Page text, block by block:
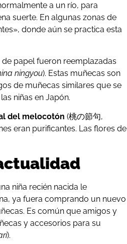
a un río, para
suerte. En algunas zonas de
donde aún se practica esta
de papel fueron reemplazadas
ningyou). Estas muñecas son
de muñecas similares que se
niñas en Japón.
del melocotón (桃の節句,
eran purificantes. Las flores de
niña recién nacida le
ya fuera comprando un nuevo
Es común que amigos y
y accesorios para su
).